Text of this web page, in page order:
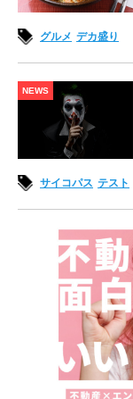
グルメ デカ盛り
NEWS
サイコパス テスト